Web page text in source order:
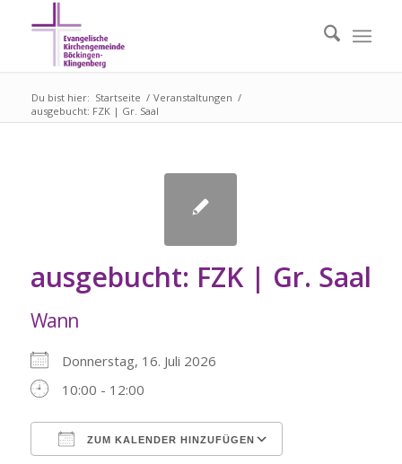
Du bist hier: Startseite / Veranstaltungen /
ausgebucht: FZK | Gr. Saal
ausgebucht: FZK | Gr. Saal
Wann
Donnerstag, 16. Juli 2026
10:00 - 12:00
ZUM KALENDER HINZUFÜGEN